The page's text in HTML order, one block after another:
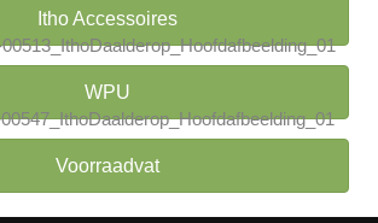
Itho Accessoires
WPU
Voorraadvat